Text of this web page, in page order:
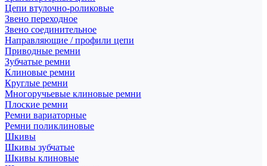
Цепи втулочно-роликовые
Звено переходное
Звено соединительное
Направляющие / профили цепи
Приводные ремни
Зубчатые ремни
Клиновые ремни
Круглые ремни
Многоручьевые клиновые ремни
Плоские ремни
Ремни вариаторные
Ремни поликлиновые
Шкивы
Шкивы зубчатые
Шкивы клиновые